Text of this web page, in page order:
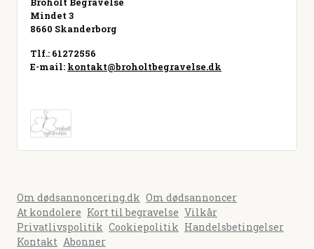
Mindet 3
8660 Skanderborg
Tlf.: 61272556
E-mail: kontakt@broholtbegravelse.dk
Om dødsannoncering.dk Om dødsannoncer
At kondolere Kort til begravelse Vilkår
Privatlivspolitik Cookiepolitik Handelsbetingelser
Kontakt Abonner